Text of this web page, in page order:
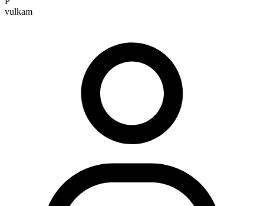
vulkam